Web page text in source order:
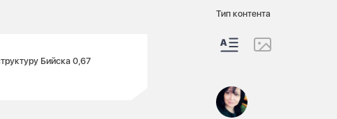
Бийска 0,67
Тип контента